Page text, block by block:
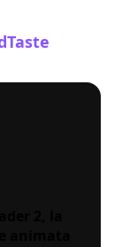
2, la
animata